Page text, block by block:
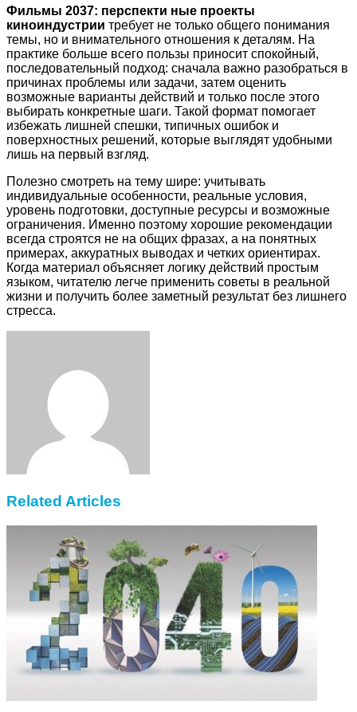
Фильмы 2037: перспекти ные проекты
киноиндустрии требует не только общего понимания
темы, но и внимательного отношения к деталям. На
практике больше всего пользы приносит спокойный,
последовательный подход: сначала важно разобраться в
причинах проблемы или задачи, затем оценить
возможные варианты действий и только после этого
выбирать конкретные шаги. Такой формат помогает
избежать лишней спешки, типичных ошибок и
поверхностных решений, которые выглядят удобными
лишь на первый взгляд.
Полезно смотреть на тему шире: учитывать
индивидуальные особенности, реальные условия,
уровень подготовки, доступные ресурсы и возможные
ограничения. Именно поэтому хорошие рекомендации
всегда строятся не на общих фразах, а на понятных
примерах, аккуратных выводах и четких ориентирах.
Когда материал объясняет логику действий простым
языком, читателю легче применить советы в реальной
жизни и получить более заметный результат без лишнего
стресса.
Related Articles